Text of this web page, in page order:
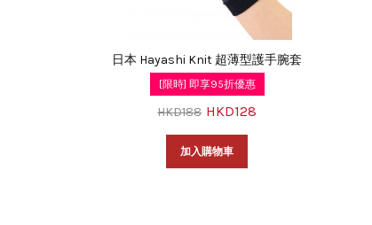
日本 Hayashi Knit 超薄型護手腕套
[限時] 即享95折優惠
HKD188 HKD128
加入購物車